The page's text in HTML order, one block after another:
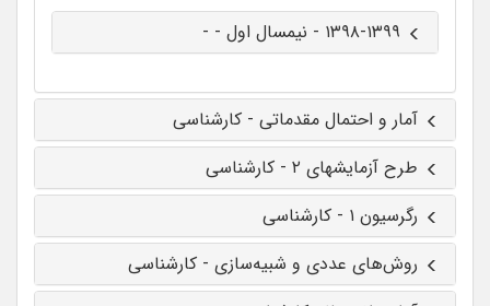
۱۳۹۸-۱۳۹۹ - نیمسال اول - -
آمار و احتمال مقدماتی - کارشناسی
طرح آزمایشهای ۲ - کارشناسی
رگرسیون ۱ - کارشناسی
روش‌های عددی و شبیه‌سازی - کارشناسی